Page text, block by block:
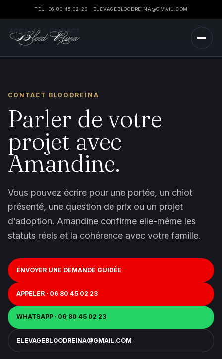
TÉL. 06 80 45 02 23 ELEVAGEBLOODREINA@GMAIL.COM
ACCUEIL CONTACT
CONTACT BLOODREINA
Parler de votre
projet avec
Amandine.
Vous pouvez écrire pour une portée, un chiot
présenté, une question de prix ou un projet
d’adoption. Amandine confirme elle-même les
statuts réels et la cohérence avec votre famille.
ENVOYER UNE DEMANDE GUIDÉE
APPELER · 06 80 45 02 23
WHATSAPP · 06 80 45 02 23
ELEVAGEBLOODREINA@GMAIL.COM